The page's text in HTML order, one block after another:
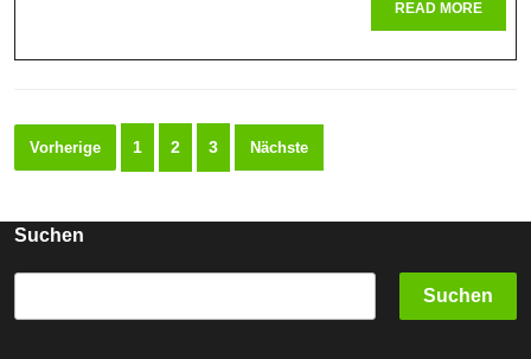
READ MOREREAD
MORE
Seitennummerierung
der
Vorherige 1 2 3 Nächste
Suchen
Suchen